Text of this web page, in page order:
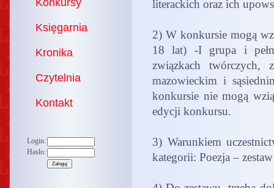
Konkursy
Księgarnia
Kronika
Czytelnia
Kontakt
Login:
Hasło:
literackich oraz ich
2) W konkursie mogą
18 lat) -I grupa i
związkach twórczych,
mazowieckim i
konkursie nie mogą
edycji konkursu.
3) Warunkiem
kategorii: Poezja –